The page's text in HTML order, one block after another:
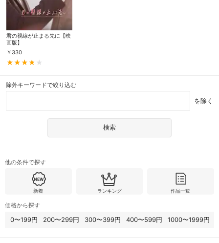
君の視線が止まる先に【映
画版】
￥ 330
除外キーワードで絞り込む
を除く
他の条件で探す
新着 ランキング 作品一覧
価格から探す
0〜199円 200〜299円 300〜399円 400〜599円 1000〜1999円